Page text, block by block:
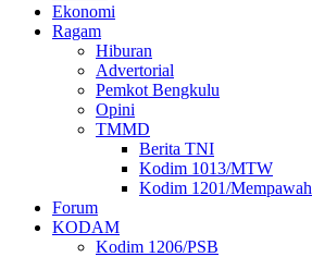
Ekonomi
Ragam
Hiburan
Advertorial
Pemkot Bengkulu
Opini
TMMD
Berita TNI
Kodim 1013/MTW
Kodim 1201/Mempawah
Forum
KODAM
Kodim 1206/PSB